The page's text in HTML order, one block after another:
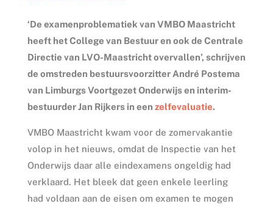
‘De examenproblematiek van VMBO Maastricht
heeft het College van Bestuur en ook de Centrale
Directie van LVO-Maastricht overvallen’, schrijven
de omstreden bestuursvoorzitter André Postema
van Limburgs Voortgezet Onderwijs en interim-
bestuurder Jan Rijkers in een zelfevaluatie.
VMBO Maastricht kwam voor de zomervakantie
volop in het nieuws, omdat de Inspectie van het
Onderwijs daar alle eindexamens ongeldig had
verklaard. Het bleek dat geen enkele leerling
had voldaan aan de eisen om examen te mogen